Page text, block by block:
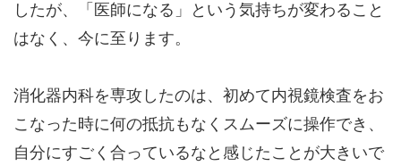
したが、「医師になる」という気持ちが変わること
はなく、今に至ります。
消化器内科を専攻したのは、初めて内視鏡検査をお
こなった時に何の抵抗もなくスムーズに操作でき、
自分にすごく合っているなと感じたことが大きいで